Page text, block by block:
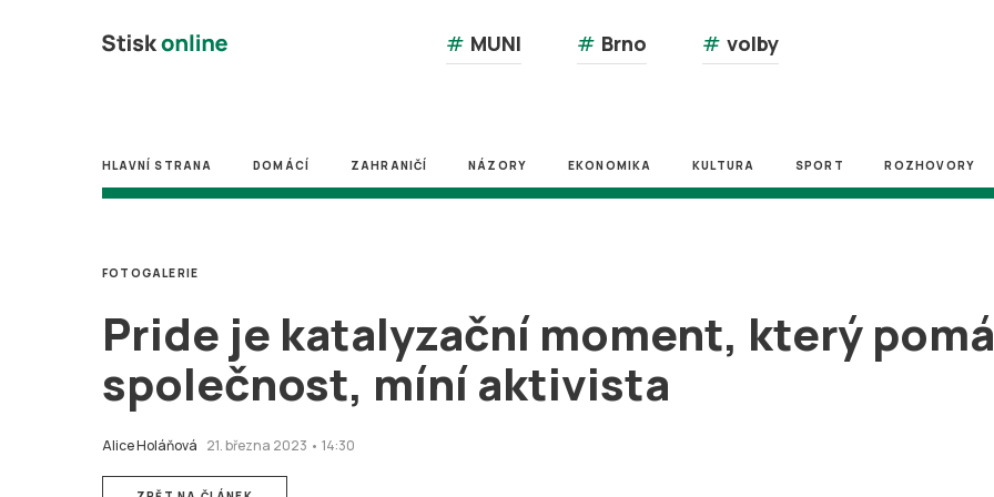
# MUNI # Brno # volby
HLAVNÍ STRANA DOMÁCÍ ZAHRANIČÍ NÁZORY EKONOMIKA KULTURA SPORT ROZHOVORY
Pride je katalyzační moment, který
společnost, míní aktivista
Alice Holáňová 21. března 2023 • 14:30
FOTOGALERIE